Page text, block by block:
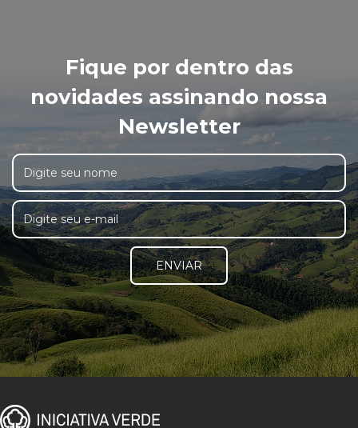
Fique por dentro das
novidades assinando nossa
Newsletter
ENVIAR